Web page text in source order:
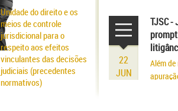
Unidade do direito e os
meios de controle
jurisdicional para o
respeito aos efeitos
vinculantes das decisões
judiciais (precedentes
normativos)
22
JUN
TJSC -
Além